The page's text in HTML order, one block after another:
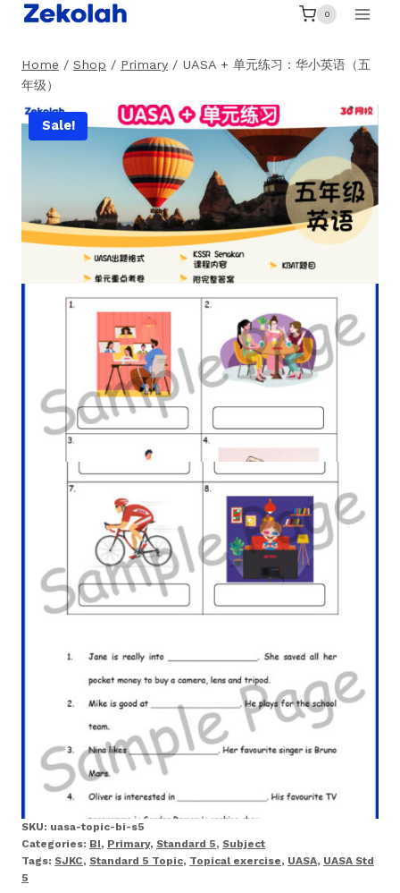
Skip
content
0
Home / Shop / Primary / UASA + 单元练习：华小英语（五
年级）
Sale!
SKU: uasa-topic-bi-s5
Categories: BI, Primary, Standard 5, Subject
Tags: SJKC, Standard 5 Topic, Topical exercise, UASA, UASA Std
5